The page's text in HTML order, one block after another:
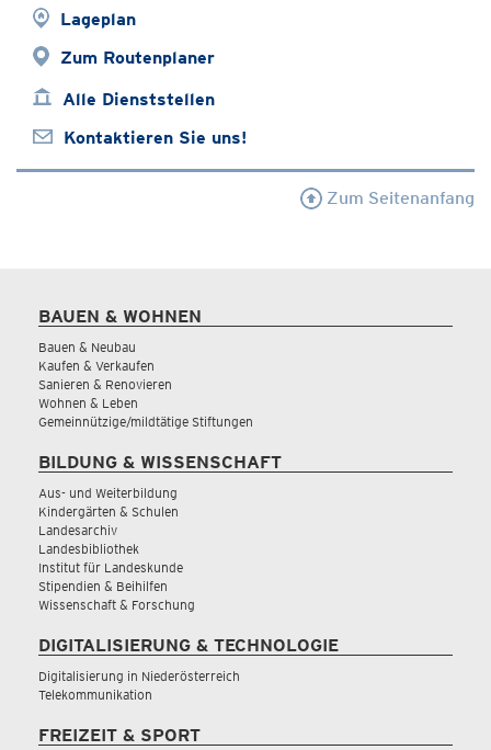
Lageplan
Zum Routenplaner
Alle Dienststellen
Kontaktieren Sie uns!
Zum Seitenanfang
BAUEN & WOHNEN
Bauen & Neubau
Kaufen & Verkaufen
Sanieren & Renovieren
Wohnen & Leben
Gemeinnützige/mildtätige Stiftungen
BILDUNG & WISSENSCHAFT
Aus- und Weiterbildung
Kindergärten & Schulen
Landesarchiv
Landesbibliothek
Institut für Landeskunde
Stipendien & Beihilfen
Wissenschaft & Forschung
DIGITALISIERUNG & TECHNOLOGIE
Digitalisierung in Niederösterreich
Telekommunikation
FREIZEIT & SPORT